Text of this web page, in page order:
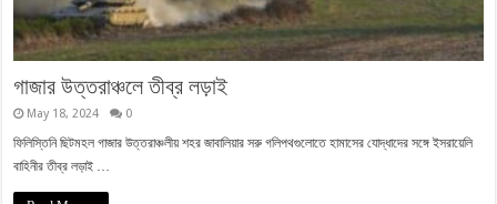
গাজার উত্তরাঞ্চলে তীব্র লড়াই
May 18, 2024 0
ফিলিস্তিনি ছিটমহল গাজার উত্তরাঞ্চলীয় শহর জাবালিয়ার সরু গলিপথগুলোতে হামাসের যোদ্ধাদের সঙ্গে ইসরায়েলি
বাহিনীর তীব্র লড়াই …